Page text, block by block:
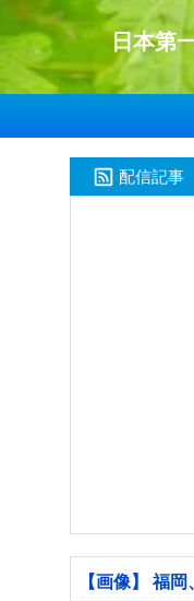
日本第
配信記事
【画像】 福